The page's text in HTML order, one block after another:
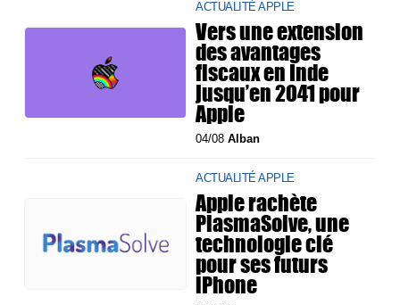
ACTUALITÉ APPLE
Vers une extension
des avantages
fiscaux en Inde
jusqu’en 2041 pour
Apple
04/08Alban
ACTUALITÉ APPLE
Apple rachète
PlasmaSolve, une
technologie clé
pour ses futurs
iPhone